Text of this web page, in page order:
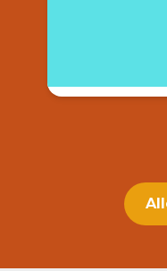
Luna Nguyen
Iedereen”, een
met creatieve